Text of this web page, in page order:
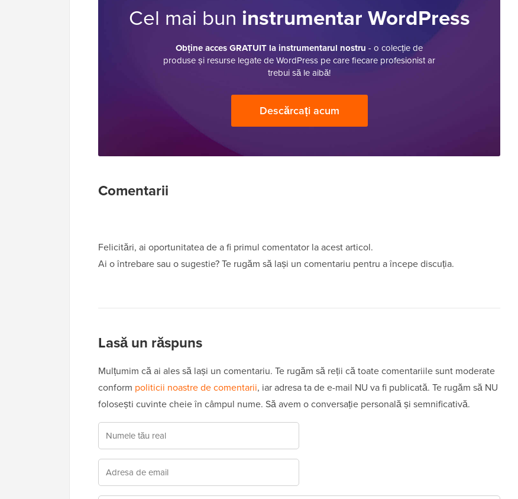
Cel mai bun instrumentar WordPress
Obține acces GRATUIT la instrumentarul nostru - o colecție de
produse și resurse legate de WordPress pe care fiecare profesionist ar
trebui să le aibă!
Descărcați acum
Interacțiuni
Comentarii
Felicitări, ai oportunitatea de a fi primul comentator la acest articol.
Ai o întrebare sau o sugestie? Te rugăm să lași un comentariu pentru a începe discuția.
Lasă un răspuns
Mulțumim că ai ales să lași un comentariu. Te rugăm să reții că toate comentariile sunt moderate
conform politicii noastre de comentarii, iar adresa ta de e-mail NU va fi publicată. Te rugăm să NU
folosești cuvinte cheie în câmpul nume. Să avem o conversație personală și semnificativă.